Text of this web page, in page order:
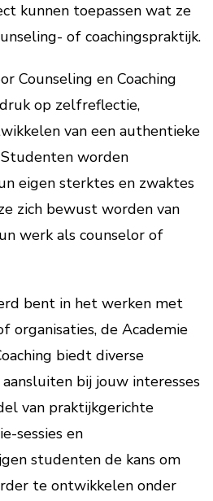
kunnen toepassen wat ze
of coachingspraktijk.
Counseling en Coaching
op zelfreflectie,
van een authentieke
worden
eigen sterktes en zwaktes
zich bewust worden van
werk als counselor of
bent in het werken met
organisaties, de Academie
biedt diverse
bij jouw interesses
van praktijkgerichte
sessies en
studenten de kans om
te ontwikkelen onder